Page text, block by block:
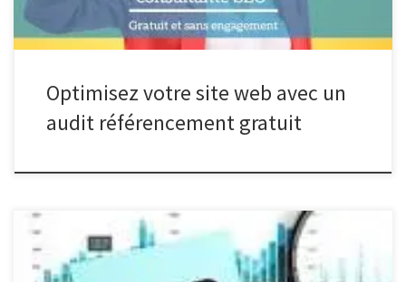
Optimisez votre site web avec un
audit référencement gratuit